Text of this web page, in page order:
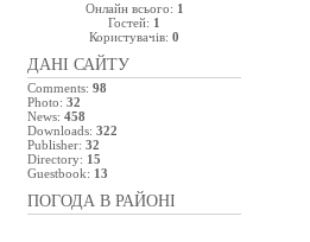
Онлайн всього: 1
Гостей: 1
Користувачів: 0
ДАНІ САЙТУ
Comments: 98
Photo: 32
News: 458
Downloads: 322
Publisher: 32
Directory: 15
Guestbook: 13
ПОГОДА В РАЙОНІ